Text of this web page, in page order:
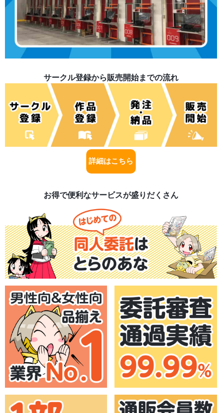
サークル登録から販売開始までの流れ
詳細はこちら
お得で便利なサービスが盛りだくさん